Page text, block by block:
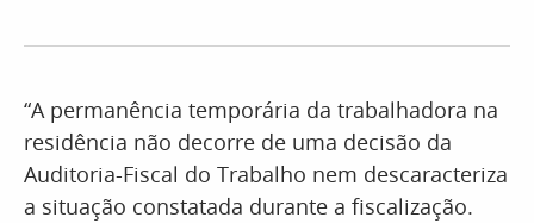
“A permanência temporária da trabalhadora na
residência não decorre de uma decisão da
Auditoria-Fiscal do Trabalho nem descaracteriza
a situação constatada durante a fiscalização.